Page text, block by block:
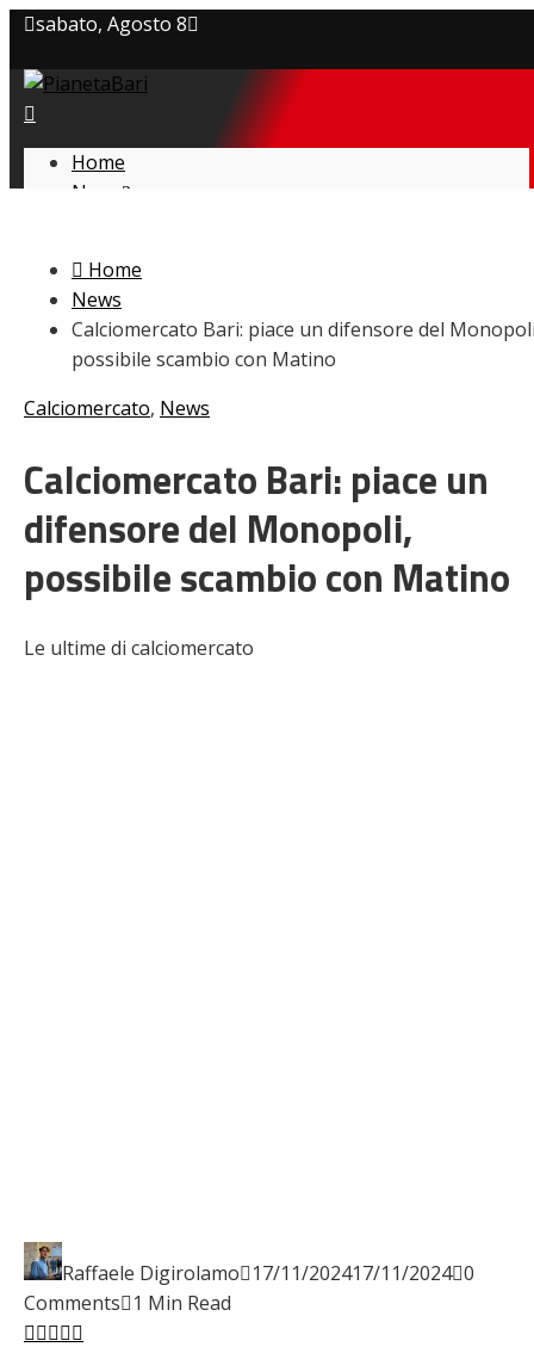
sabato, Agosto 8
Privacy policy
Cookie Policy
Home
News
L’avversario
Giovanili
Le pagelle
Interviste
Focus
Serie B
Video
Home
News
Calciomercato Bari: piace un difensore del
possibile scambio con Matino
Calciomercato, News
Calciomercato Bari: piace un
difensore del Monopoli,
possibile scambio con Matino
Le ultime di calciomercato
Raffaele Digirolamo 17/11/202417/11/2024 0
Comments 1 Min Read
Facebook
Twitter
LinkedIn
Pinterest
Stumbleupon